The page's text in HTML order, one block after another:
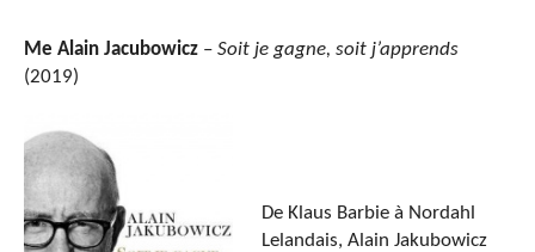
Me Alain Jacubowicz – Soit je gagne, soit j’apprends
(2019)
De Klaus Barbie à Nordahl
Lelandais, Alain Jakubowicz